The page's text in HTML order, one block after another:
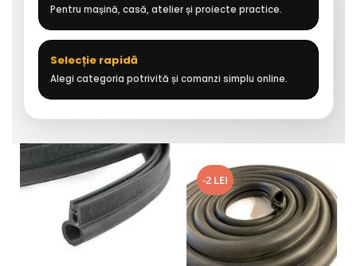
Pentru mașină, casă, atelier și proiecte practice.
Selecție rapidă
Alegi categoria potrivită și comanzi simplu online.
-2 LEI